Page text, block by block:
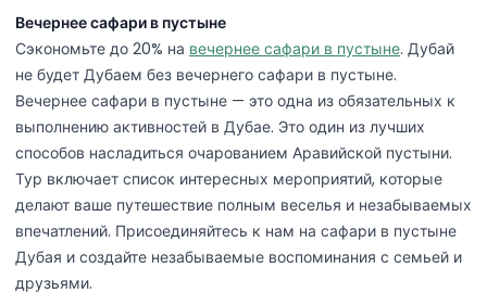
Вечернее сафари в пустыне
Сэкономьте до 20% на вечернее сафари в пустыне. Дубай
не будет Дубаем без вечернего сафари в пустыне.
Вечернее сафари в пустыне — это одна из обязательных к
выполнению активностей в Дубае. Это один из лучших
способов насладиться очарованием Аравийской пустыни.
Тур включает список интересных мероприятий, которые
делают ваше путешествие полным веселья и незабываемых
впечатлений. Присоединяйтесь к нам на сафари в пустыне
Дубая и создайте незабываемые воспоминания с семьей и
друзьями.